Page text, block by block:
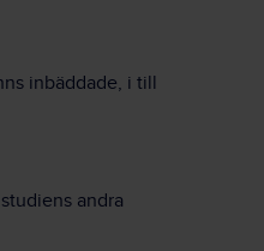
inbäddade, i till
andra